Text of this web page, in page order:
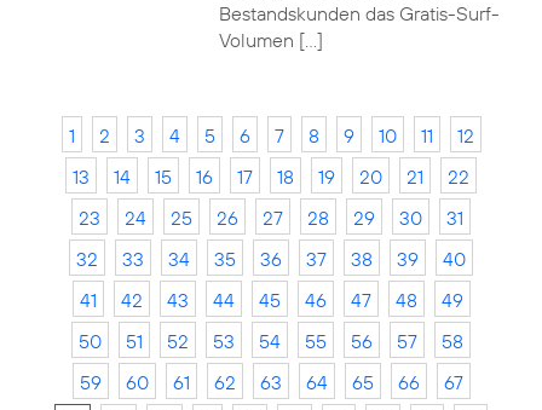
Bestandskunden das Gratis-Surf-
Volumen […]
1 2 3 4 5 6 7 8 9 10 11
12
13
14 15 16 17 18 19 20 21
22
23
24 25 26 27 28 29 30
31
32
33 34 35 36 37 38 39
40
41
42 43 44 45 46 47 48
49
50
51 52 53 54 55 56 57
58
59
60 61 62 63 64 65 66
67